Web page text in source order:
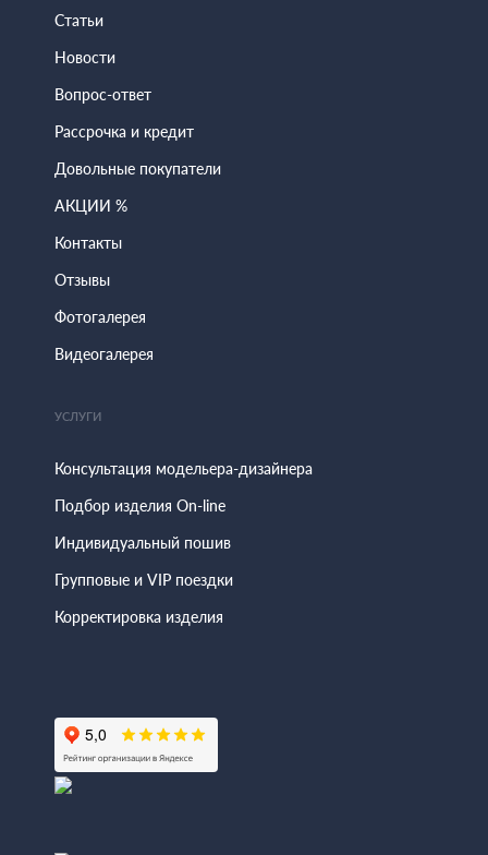
Статьи
Новости
Вопрос-ответ
Рассрочка и кредит
Довольные покупатели
АКЦИИ %
Контакты
Отзывы
Фотогалерея
Видеогалерея
УСЛУГИ
Консультация модельера-дизайнера
Подбор изделия On-line
Индивидуальный пошив
Групповые и VIP поездки
Корректировка изделия